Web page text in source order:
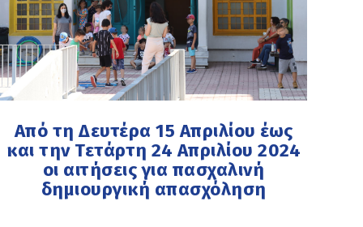
Από τη Δευτέρα 15 Απριλίου έως
και την Τετάρτη 24 Απριλίου 2024
οι αιτήσεις για πασχαλινή
δημιουργική απασχόληση